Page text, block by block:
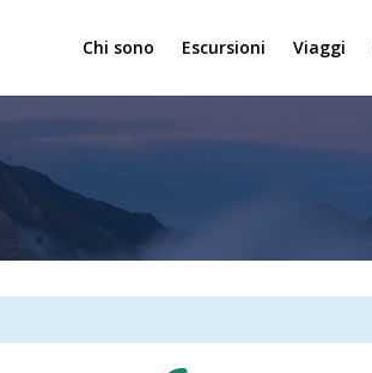
Chi sono Escursioni Viaggi